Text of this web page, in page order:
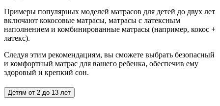
Примеры популярных моделей матрасов для детей до двух лет
включают кокосовые матрасы, матрасы с латексным
наполнением и комбинированные матрасы (например, кокос +
латекс).
Следуя этим рекомендациям, вы сможете выбрать безопасный
и комфортный матрас для вашего ребенка, обеспечив ему
здоровый и крепкий сон.
Детям от 2 до 13 лет